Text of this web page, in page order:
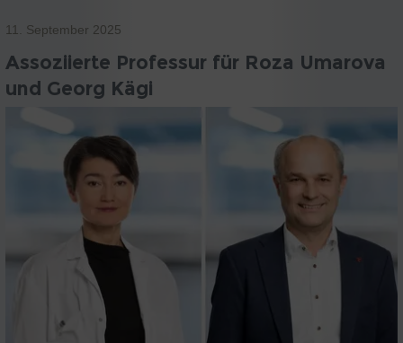
11. September 2025
Assoziierte Professur für Roza Umarova
und Georg Kägi